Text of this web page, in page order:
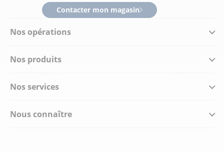
Nos opérations
Nos produits
Nos services
Nous connaître
Contacter mon magasin